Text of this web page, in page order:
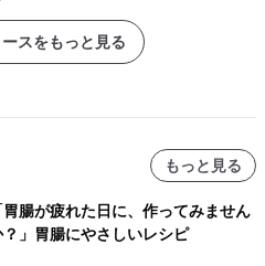
スをもっと見る
もっと見る
胃腸が疲れた日に、作ってみません
？」胃腸にやさしいレシピ